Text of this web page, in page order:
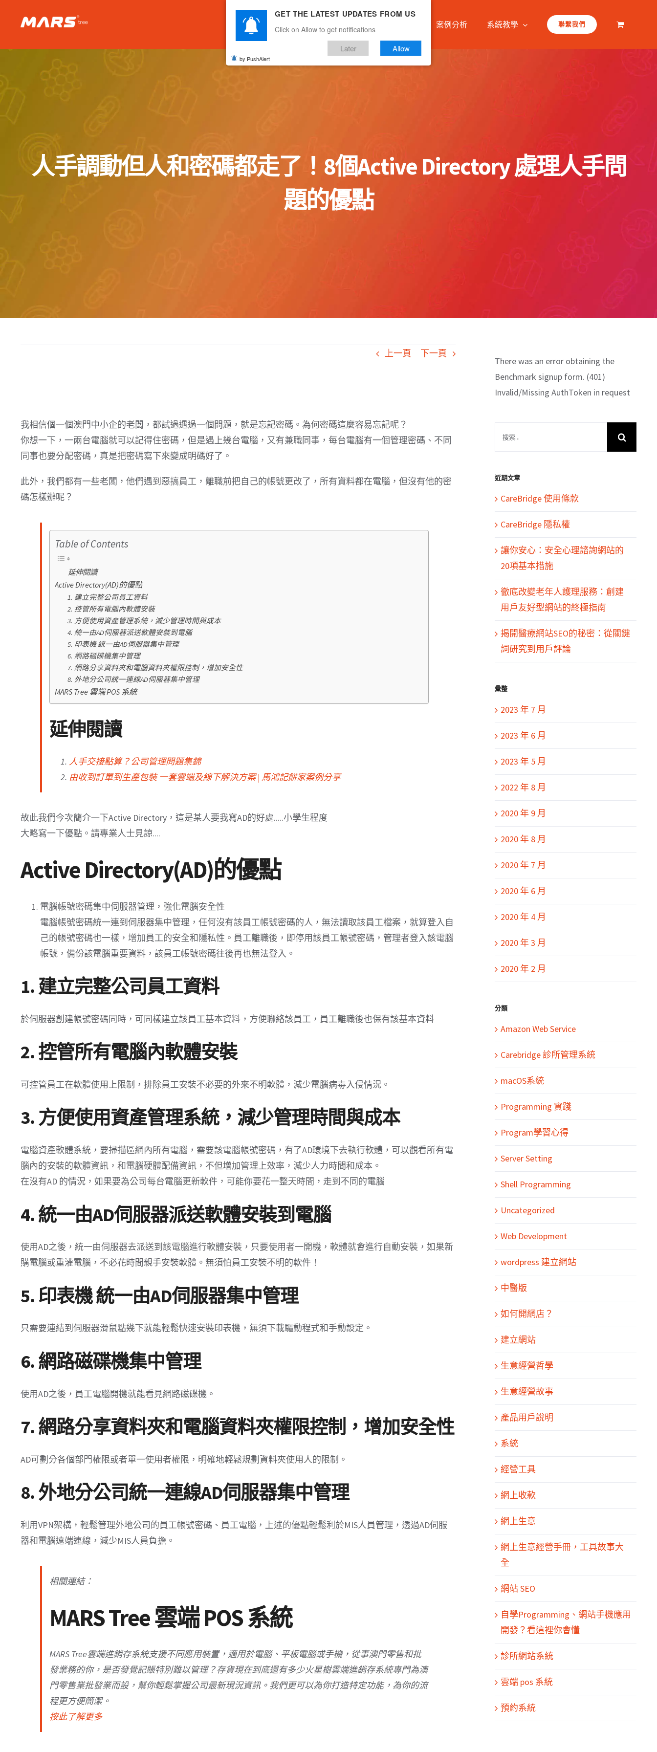
主頁 關於我們 案例分析 系統教學 聯繫我們
人手調動但人和密碼都走了！8個Active Directory 處理人手問
題的優點
上一頁 下一頁
我相信個一個澳門中小企的老闆，都試過遇過一個問題，就是忘記密碼。為何密碼這麼容易忘記呢？
你想一下，一兩台電腦就可以記得住密碼，但是遇上幾台電腦，又有兼職同事，每台電腦有一個管理密碼、不同
同事也要分配密碼，真是把密碼寫下來變成明碼好了。
此外，我們都有一些老闆，他們遇到惡搞員工，離職前把自己的帳號更改了，所有資料都在電腦，但沒有他的密
碼怎樣辦呢？
Table of Contents
延伸閱讀
Active Directory(AD)的優點
1. 建立完整公司員工資料
2. 控管所有電腦內軟體安裝
3. 方便使用資產管理系統，減少管理時間與成本
4. 統一由AD伺服器派送軟體安裝到電腦
5. 印表機 統一由AD伺服器集中管理
6. 網路磁碟機集中管理
7. 網路分享資料夾和電腦資料夾權限控制，增加安全性
8. 外地分公司統一連線AD伺服器集中管理
MARS Tree 雲端 POS 系統
延伸閱讀
人手交接點算？公司管理問題集錦
由收到訂單到生產包裝 一套雲端及線下解決方案 | 馬鴻記餅家案例分享
故此我們今次簡介一下Active Directory，這是某人要我寫AD的好處.....小學生程度
大略寫一下優點。請專業人士見諒....
Active Directory(AD)的優點
電腦帳號密碼集中伺服器管理，強化電腦安全性
電腦帳號密碼統一連到伺服器集中管理，任何沒有該員工帳號密碼的人，無法讀取該員工檔案，就算登入自
己的帳號密碼也一樣，增加員工的安全和隱私性。員工離職後，即停用該員工帳號密碼，管理者登入該電腦
帳號，備份該電腦重要資料，該員工帳號密碼往後再也無法登入。
1. 建立完整公司員工資料
於伺服器創建帳號密碼同時，可同樣建立該員工基本資料，方便聯絡該員工，員工離職後也保有該基本資料
2. 控管所有電腦內軟體安裝
可控管員工在軟體使用上限制，排除員工安裝不必要的外來不明軟體，減少電腦病毒入侵情況。
3. 方便使用資產管理系統，減少管理時間與成本
電腦資產軟體系統，要掃描區網內所有電腦，需要該電腦帳號密碼，有了AD環境下去執行軟體，可以觀看所有電
腦內的安裝的軟體資訊，和電腦硬體配備資訊，不但增加管理上效率，減少人力時間和成本。
在沒有AD 的情況，如果要為公司每台電腦更新軟件，可能你要花一整天時間，走到不同的電腦
4. 統一由AD伺服器派送軟體安裝到電腦
使用AD之後，統一由伺服器去派送到該電腦進行軟體安裝，只要使用者一開機，軟體就會進行自動安裝，如果新
購電腦或重灌電腦，不必花時間親手安裝軟體。無須怕員工安裝不明的軟件！
5. 印表機 統一由AD伺服器集中管理
只需要連結到伺服器滑鼠點幾下就能輕鬆快速安裝印表機，無須下載驅動程式和手動設定。
6. 網路磁碟機集中管理
使用AD之後，員工電腦開機就能看見網路磁碟機。
7. 網路分享資料夾和電腦資料夾權限控制，增加安全性
AD可劃分各個部門權限或者單一使用者權限，明確地輕鬆規劃資料夾使用人的限制。
8. 外地分公司統一連線AD伺服器集中管理
利用VPN架構，輕鬆管理外地公司的員工帳號密碼、員工電腦，上述的優點輕鬆利於MIS人員管理，透過AD伺服
器和電腦遠端連線，減少MIS人員負擔。
相關連結：
MARS Tree 雲端 POS 系統
MARS Tree雲端進銷存系統支援不同應用裝置，適用於電腦、平板電腦或手機，從事澳門零售和批
發業務的你，是否發覺記賬特別難以管理？存貨現在到底還有多少火星樹雲端進銷存系統專門為澳
門零售業批發業而設，幫你輕鬆掌握公司最新現況資訊。我們更可以為你打造特定功能，為你的流
程更方便簡潔。
按此了解更多
There was an error obtaining the
Benchmark signup form. (401)
Invalid/Missing AuthToken in request
果：
近期文章
CareBridge 使用條款
CareBridge 隱私權
讓你安心：安全心理諮詢網站的
20項基本措施
徹底改變老年人護理服務：創建
用戶友好型網站的終極指南
揭開醫療網站SEO的秘密：從關鍵
詞研究到用戶評論
彙整
2023 年 7 月
2023 年 6 月
2023 年 5 月
2022 年 8 月
2020 年 9 月
2020 年 8 月
2020 年 7 月
2020 年 6 月
2020 年 4 月
2020 年 3 月
2020 年 2 月
分類
Amazon Web Service
Carebridge 診所管理系統
macOS系統
Programming 實踐
Program學習心得
Server Setting
Shell Programming
Uncategorized
Web Development
wordpress 建立網站
中醫版
如何開網店？
建立網站
生意經營哲學
生意經營故事
產品用戶說明
系統
經營工具
網上收款
網上生意
網上生意經營手冊，工具故事大
全
網站 SEO
自學Programming、網站手機應用
開發？看這裡你會懂
診所網站系統
雲端 pos 系統
預約系統
GET THE LATEST UPDATES FROM US
Click on Allow to get notifications
Later Allow
by PushAlert